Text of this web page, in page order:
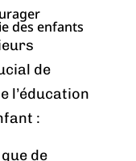
des enfants
de
l’éducation
:
de